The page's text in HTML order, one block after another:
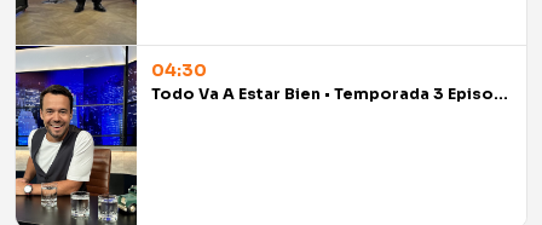
04:30
Todo Va A Estar Bien • Temporada 3 Episodio 98